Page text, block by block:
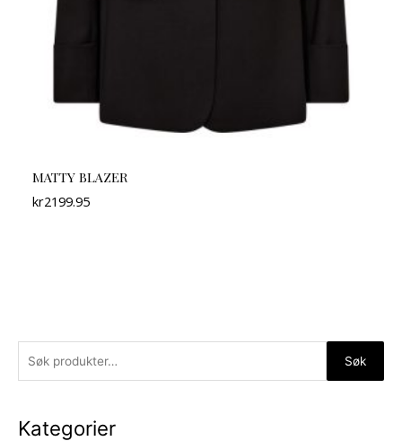
e
Søk
Kategorier
MATTY BLAZER
kr2199.95